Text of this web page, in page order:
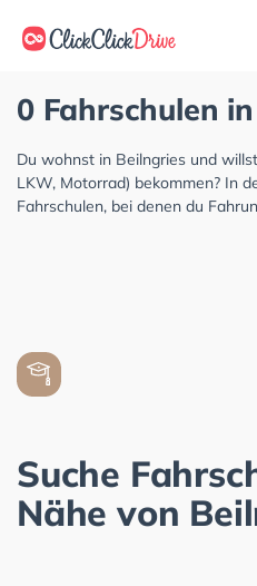
0 Fahrschulen
Du wohnst in Beilngries und
LKW, Motorrad) bekommen? In
Fahrschulen, bei denen du
Suche
Nähe von